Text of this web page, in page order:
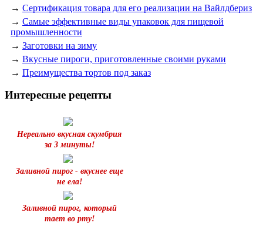
→ Сертификация товара для его реализации на Вайлдбериз
→ Самые эффективные виды упаковок для пищевой
промышленности
→ Заготовки на зиму
→ Вкусные пироги, приготовленные своими руками
→ Преимущества тортов под заказ
Интересные рецепты
Нереально вкусная скумбрия
за 3 минуты!
Заливной пирог - вкуснее еще
не ела!
Заливной пирог, который
тает во рту!